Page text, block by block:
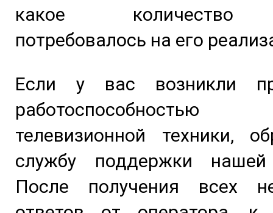
какое количество
потребовалось на его
Если у вас возникли
телевизионной техники,
службу поддержки
После получения всех